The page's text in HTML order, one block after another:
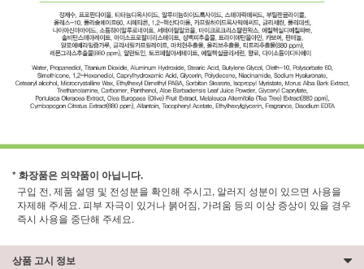
* 화장품은 의약품이 아닙니다.
구입 전, 제품 설명 및 전성분을 확인해 주시고, 알러지 성분이 있으면 사용을
자제해 주세요. 피부 자극이 있거나 붉어짐, 가려움 등의 이상 증상이 있을 경우
즉시 사용을 중단해 주세요.
상품 고시 정보